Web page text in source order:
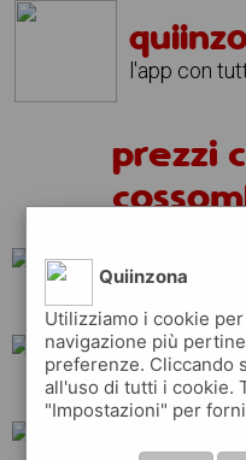
l'app con
prezzi
eni
ip
Quiinzona
Utilizziamo i cookie
navigazione più
preferenze. Cliccando
all'uso di tutti i cookie.
"Impostazioni" per